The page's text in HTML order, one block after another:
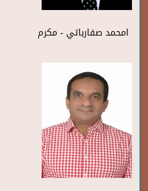
امحمد صفارباتي - مكرم